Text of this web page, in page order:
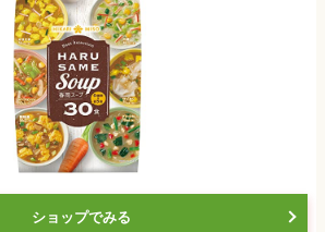
ショップでみる